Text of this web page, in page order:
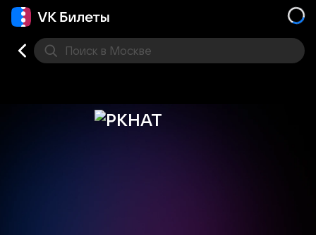
Поиск в Москве